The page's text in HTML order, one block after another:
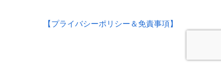
【プライバシーポリシー＆免責事項】